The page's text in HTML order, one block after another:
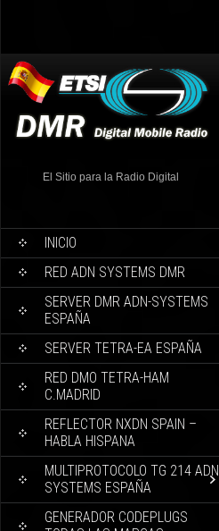
El Sitio para la Radio Digital
INICIO
RED ADN SYSTEMS DMR
SERVER DMR ADN-SYSTEMS
ESPAÑA
SERVER TETRA-EA ESPAÑA
RED DMO TETRA-HAM
C.MADRID
REFLECTOR NXDN SPAIN –
HABLA HISPANA
MULTIPROTOCOLO TG 214 ADN
SYSTEMS ESPAÑA
GENERADOR CODEPLUGS